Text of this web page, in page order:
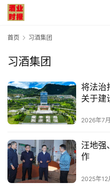
首
页
公
深
度
首页 习酒集团
习酒集团
将法治
关于建
2026年7
汪地强
作
2025年12